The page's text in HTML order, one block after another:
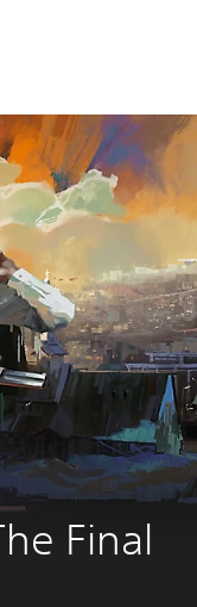
Final